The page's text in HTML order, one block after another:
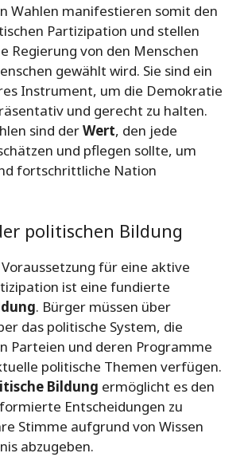
Wahlen manifestieren somit den
Partizipation und stellen
Regierung von den Menschen
gewählt wird. Sie sind ein
Instrument, um die Demokratie
und gerecht zu halten.
sind derWert, den jede
und pflegen sollte, um
fortschrittliche Nation
politischen Bildung
für eine aktive
ist eine fundierte
. Bürger müssen über
das politische System, die
Parteien und deren Programme
politische Themen verfügen.
Bildung ermöglicht es den
Entscheidungen zu
Stimme aufgrund von Wissen
abzugeben.